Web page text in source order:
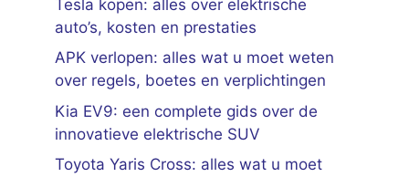
Tesla kopen: alles over elektrische
auto’s, kosten en prestaties
APK verlopen: alles wat u moet weten
over regels, boetes en verplichtingen
Kia EV9: een complete gids over de
innovatieve elektrische SUV
Toyota Yaris Cross: alles wat u moet